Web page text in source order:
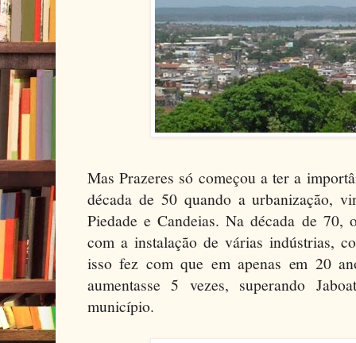
Mas Prazeres só começou a ter a
década de 50 quando a urbanização,
Piedade e Candeias. Na década de 70,
com a instalação de várias indústrias,
isso fez com que em apenas em 20
aumentasse 5 vezes, superando
município.